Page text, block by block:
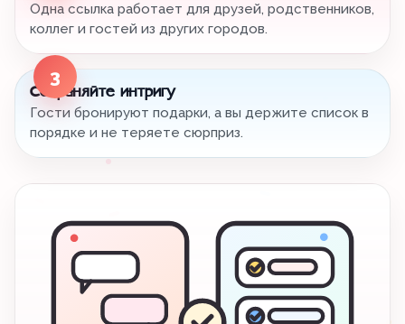
Одна ссылка работает для друзей, родственников,
коллег и гостей из других городов.
3
Сохраняйте интригу
Гости бронируют подарки, а вы держите список в
порядке и не теряете сюрприз.